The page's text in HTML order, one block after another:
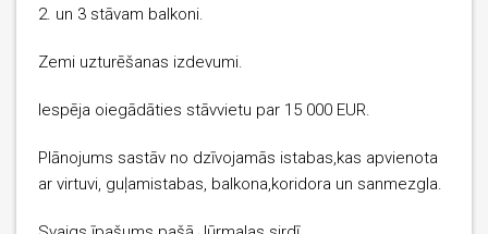
2. un 3 stāvam balkoni.
Zemi uzturēšanas izdevumi.
Iespēja oiegādāties stāvvietu par 15 000 EUR.
Plānojums sastāv no dzīvojamās istabas,kas apvienota
ar virtuvi, guļamistabas, balkona,koridora un sanmezgla.